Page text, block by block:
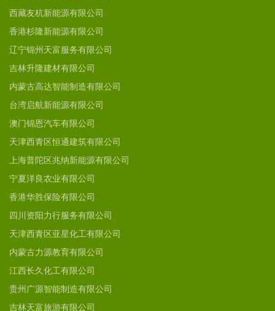
西藏友杭新能源有限公司
香港杉隆新能源有限公司
辽宁锦州天富服务有限公司
吉林升隆建材有限公司
内蒙古高达智能制造有限公司
台湾启航新能源有限公司
澳门锦恩汽车有限公司
天津西青区恒通建筑有限公司
上海普陀区兆纳新能源有限公司
宁夏洋良农业有限公司
香港华胜保险有限公司
四川资阳力行服务有限公司
天津西青区亚星化工有限公司
内蒙古力源教育有限公司
江西长久化工有限公司
贵州广源智能制造有限公司
吉林天富旅游有限公司